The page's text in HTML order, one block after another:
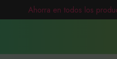
Ahorra en todos los